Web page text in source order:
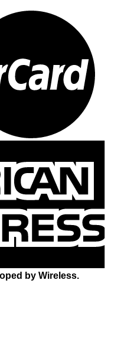
by Wireless.